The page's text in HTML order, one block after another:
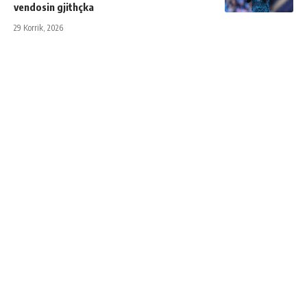
vendosin gjithçka
29 Korrik, 2026